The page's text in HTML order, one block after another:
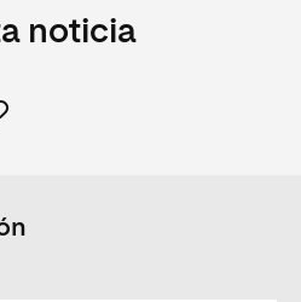
noticia